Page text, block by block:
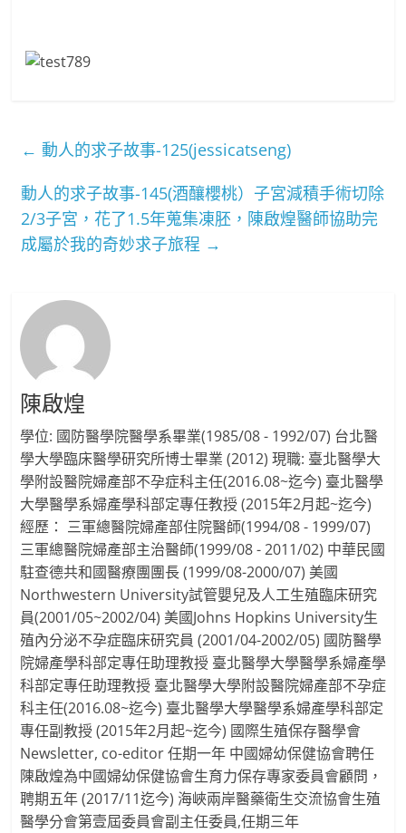
← 動人的求子故事-125(jessicatseng)
動人的求子故事-145(酒釀櫻桃）子宮減積手術切除
2/3子宮，花了1.5年蒐集凍胚，陳啟煌醫師協助完
成屬於我的奇妙求子旅程 →
陳啟煌
學位: 國防醫學院醫學系畢業(1985/08 - 1992/07) 台北醫
學大學臨床醫學研究所博士畢業 (2012) 現職: 臺北醫學大
學附設醫院婦產部不孕症科主任(2016.08~迄今) 臺北醫學
大學醫學系婦產學科部定專任教授 (2015年2月起~迄今)
經歷： 三軍總醫院婦產部住院醫師(1994/08 - 1999/07)
三軍總醫院婦產部主治醫師(1999/08 - 2011/02) 中華民國
駐查德共和國醫療團團長 (1999/08-2000/07) 美國
Northwestern University試管嬰兒及人工生殖臨床研究
員(2001/05~2002/04) 美國Johns Hopkins University生
殖內分泌不孕症臨床研究員 (2001/04-2002/05) 國防醫學
院婦產學科部定專任助理教授 臺北醫學大學醫學系婦產學
科部定專任助理教授 臺北醫學大學附設醫院婦產部不孕症
科主任(2016.08~迄今) 臺北醫學大學醫學系婦產學科部定
專任副教授 (2015年2月起~迄今) 國際生殖保存醫學會
Newsletter, co-editor 任期一年 中國婦幼保健協會聘任
陳啟煌為中國婦幼保健協會生育力保存專家委員會顧問，
聘期五年 (2017/11迄今) 海峽兩岸醫藥衛生交流協會生殖
醫學分會第壹屆委員會副主任委員,任期三年